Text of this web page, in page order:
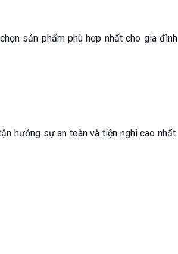
sản phẩm phù hợp nhất cho gia đình
hưởng sự an toàn và tiện nghi cao nhất.